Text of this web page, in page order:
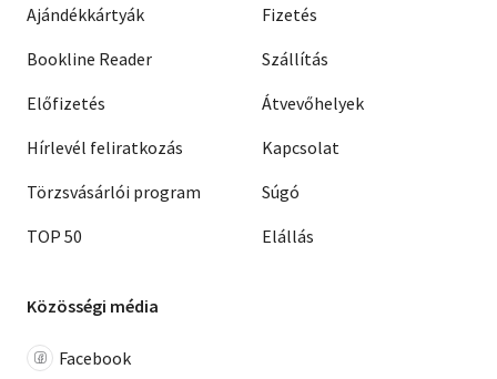
Ajándékkártyák
Bookline Reader
Előfizetés
Hírlevél feliratkozás
Törzsvásárlói program
TOP 50
Fizetés
Szállítás
Átvevőhelyek
Kapcsolat
Súgó
Elállás
Közösségi média
Facebook